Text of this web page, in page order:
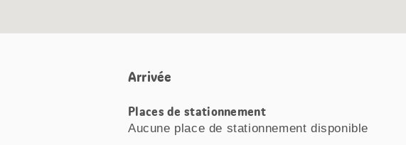
Arrivée
Places de stationnement
Aucune place de stationnement disponible